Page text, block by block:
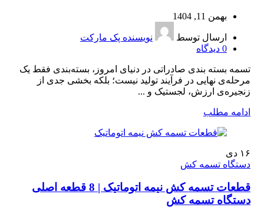
بهمن 11, 1404
ارسال توسط
نویسنده پک مارکت
0 دیدگاه
تسمه بسته‌ بندی صادراتی در دنیای امروز، بسته‌بندی فقط یک
مرحله‌ی نهایی در فرآیند تولید نیست؛ بلکه بخشی جدی از
زنجیره‌ی ارزش، لجستیک و ...
ادامه مطلب
۱۶ دی
دستگاه تسمه کش
قطعات تسمه کش نیمه اتوماتیک | 8 قطعه اصلی
دستگاه تسمه کش